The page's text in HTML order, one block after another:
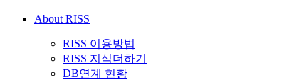
About RISS
RISS 이용방법
RISS 지식더하기
DB연계 현황